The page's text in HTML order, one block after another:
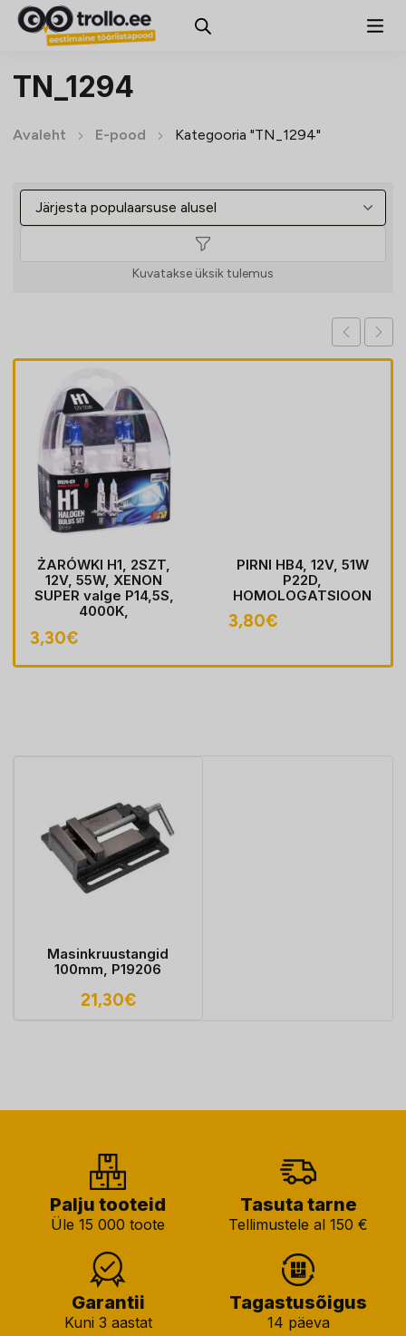
TN_1294
Avaleht E-pood Kategooria "TN_1294"
Kuvatakse üksik tulemus
ŻARÓWKI H1, 2SZT,
12V, 55W, XENON
SUPER valge P14,5S,
4000K,
3,30€
PIRNI HB4, 12V, 51W
P22D,
HOMOLOGATSIOON
3,80€
Masinkruustangid
100mm, P19206
21,30€
Palju tooteid
Üle 15 000 toote
Tasuta tarne
Tellimustele al 150 €
Garantii
Kuni 3 aastat
Tagastusõigus
14 päeva